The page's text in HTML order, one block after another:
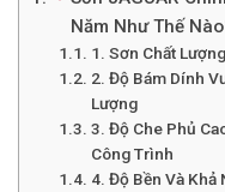
Năm Như Thế
1. Sơn Chất
2. Độ Bám Dính
Lượng
3. Độ Che Phủ
Công Trình
4. Độ Bền Và Khả